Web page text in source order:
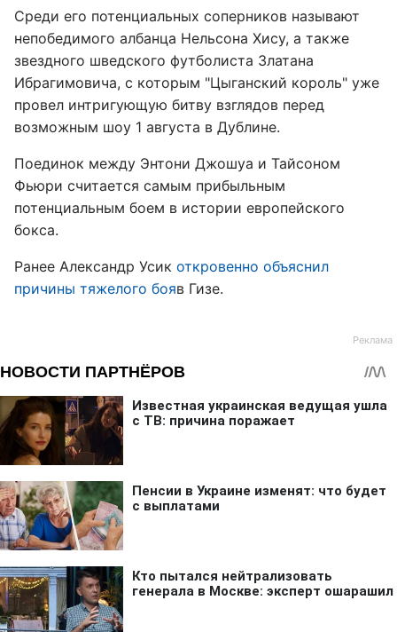
Среди его потенциальных соперников называют
непобедимого албанца Нельсона Хису, а также
звездного шведского футболиста Златана
Ибрагимовича, с которым "Цыганский король" уже
провел интригующую битву взглядов перед
возможным шоу 1 августа в Дублине.
Поединок между Энтони Джошуа и Тайсоном
Фьюри считается самым прибыльным
потенциальным боем в истории европейского
бокса.
Ранее Александр Усик откровенно объяснил
причины тяжелого бояв Гизе.